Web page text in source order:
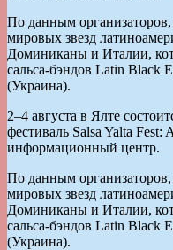
По данным
мировых звезд
Доминиканы и Италии,
сальса-бэндов Latin Black
(Украина).
2–4 августа в Ялте
фестиваль Salsa Yalta Fest:
информационный центр.
По данным
мировых звезд
Доминиканы и Италии,
сальса-бэндов Latin Black
(Украина).